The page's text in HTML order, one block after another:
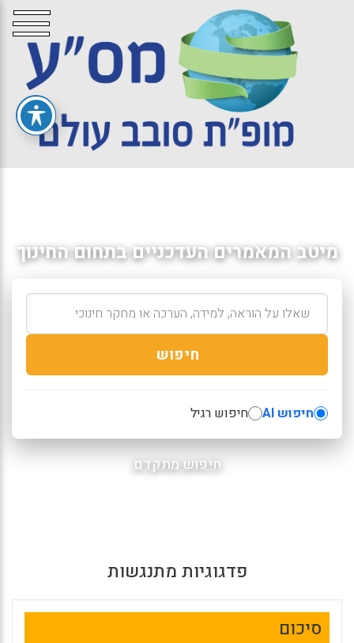
מיטב המאמרים העדכניים בתחום החינוך
חיפוש
חיפוש AI חיפוש רגיל
חיפוש מתקדם
פדגוגיות מתנגשות
סיכום